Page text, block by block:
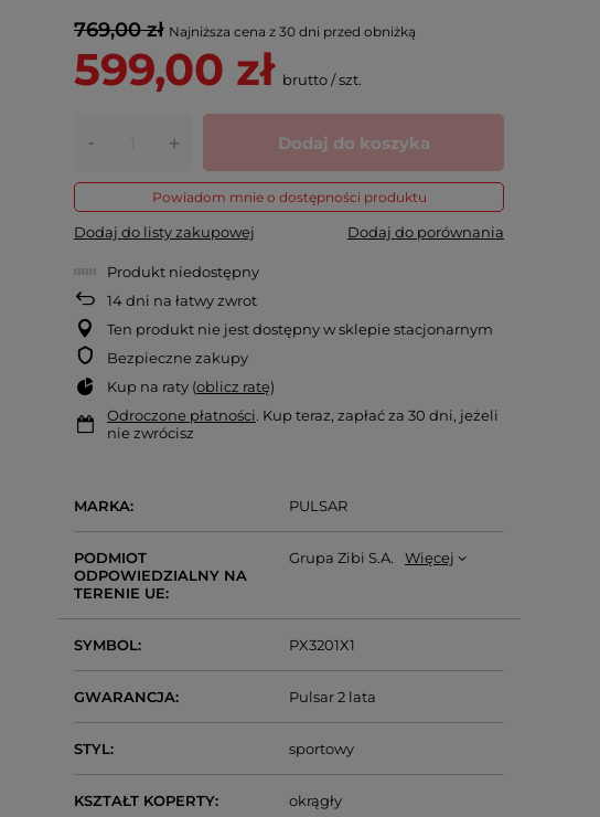
769,00 zł Najniższa cena z 30 dni przed obniżką
599,00 zł brutto/szt.
- + Dodaj do koszyka
Powiadom mnie o dostępności produktu
Dodaj do listy zakupowej Dodaj do porównania
Produkt niedostępny
14dni na łatwy zwrot
Ten produkt nie jest dostępny w sklepie stacjonarnym
Bezpieczne zakupy
Kup na raty (oblicz ratę)
Odroczone płatności. Kup teraz, zapłać za 30 dni, jeżeli
nie zwrócisz
MARKA PULSAR
PODMIOT
ODPOWIEDZIALNY NA
TERENIE UE
Grupa Zibi S.A. Więcej
SYMBOL PX3201X1
GWARANCJA Pulsar 2 lata
STYL sportowy
KSZTAŁT KOPERTY okrągły